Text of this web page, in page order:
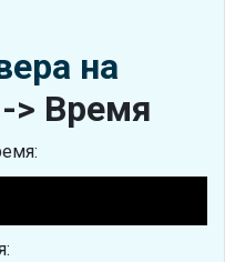
на
-> Время